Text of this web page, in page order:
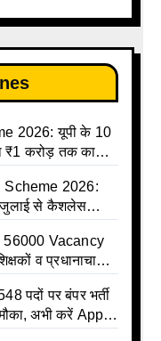
Holidays
2026: यूपी के 10
₹1 करोड़ तक का
Scheme 2026:
जुलाई से कैशलेस
56000 Vacancy
व प्रधानाचार्यों
पदों पर बंपर भर्ती
अभी करें Apply